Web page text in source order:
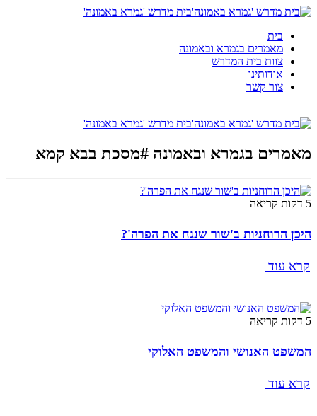
בית מדרש 'גמרא באמונה'
בית
מאמרים בגמרא ובאמונה
צוות בית המדרש
אודותינו
צור קשר
בית מדרש 'גמרא באמונה'
מאמרים בגמרא ובאמונה #מסכת בבא קמא
5 דקות קריאה
היכן הרוחניות ב'שור שנגח את הפרה'?
קרא עוד
5 דקות קריאה
המשפט האנושי והמשפט האלוקי
קרא עוד